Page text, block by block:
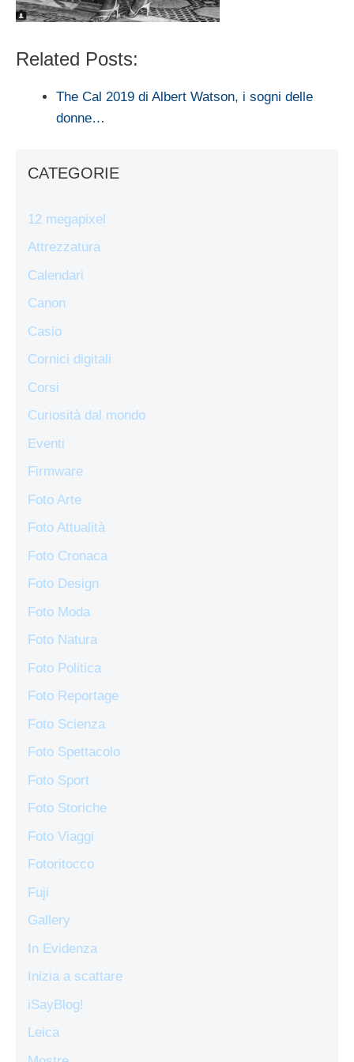
Related Posts:
The Cal 2019 di Albert Watson, i sogni delle
donne…
CATEGORIE
12 megapixel
Attrezzatura
Calendari
Canon
Casio
Cornici digitali
Corsi
Curiosità dal mondo
Eventi
Firmware
Foto Arte
Foto Attualità
Foto Cronaca
Foto Design
Foto Moda
Foto Natura
Foto Politica
Foto Reportage
Foto Scienza
Foto Spettacolo
Foto Sport
Foto Storiche
Foto Viaggi
Fotoritocco
Fuji
Gallery
In Evidenza
Inizia a scattare
iSayBlog!
Leica